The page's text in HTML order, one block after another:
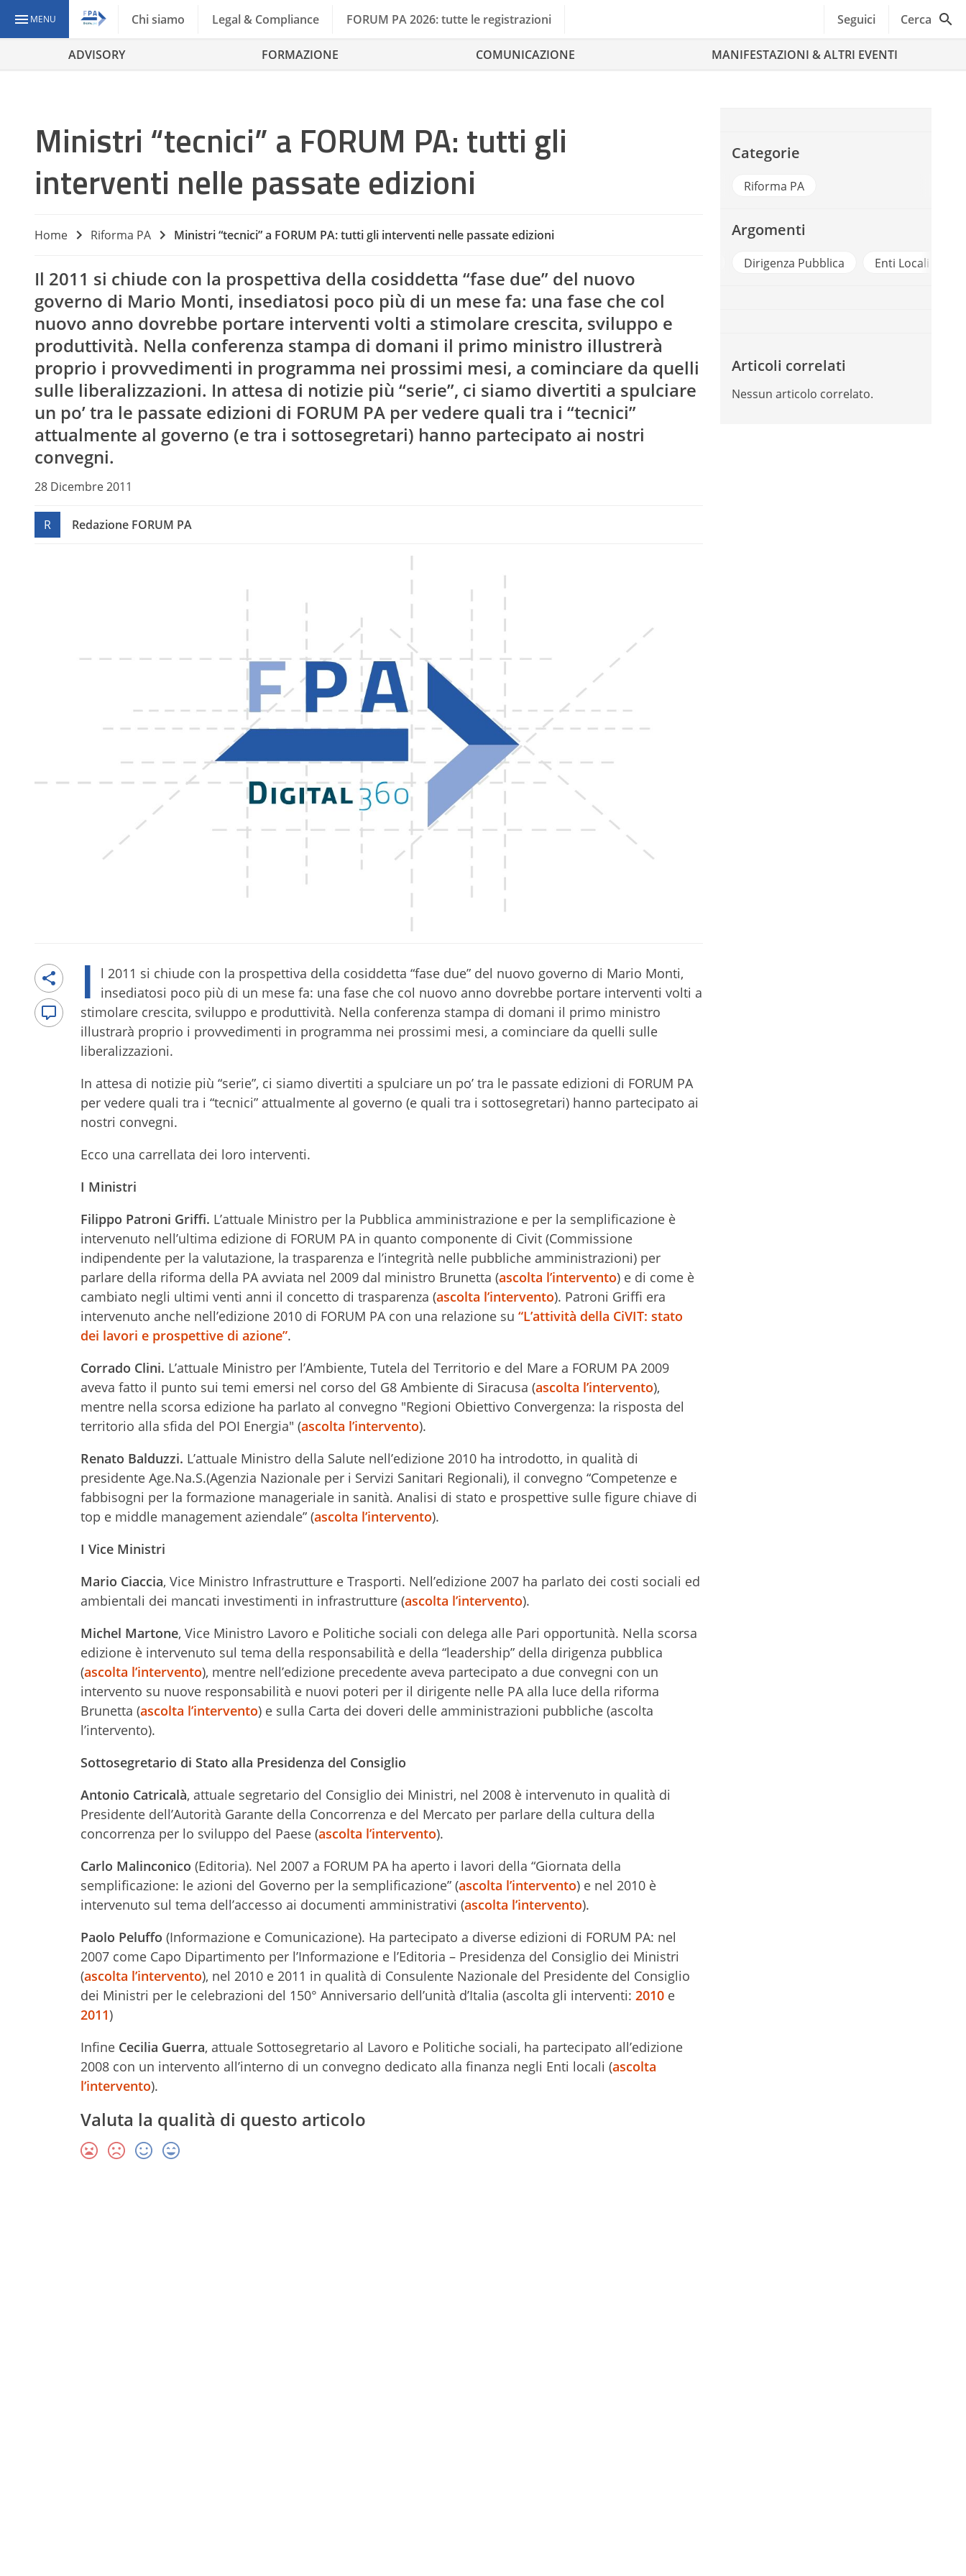
MENU Chi siamo Legal & Compliance FORUM PA 2026: tutte le registrazioni Seguici Cerca
ADVISORY FORMAZIONE COMUNICAZIONE MANIFESTAZIONI & ALTRI EVENTI
Ministri “tecnici” a FORUM PA: tutti gli
interventi nelle passate edizioni
Home Riforma PA Ministri “tecnici” a FORUM PA: tutti gli interventi nelle passate edizioni
Il 2011 si chiude con la prospettiva della cosiddetta “fase due” del nuovo
governo di Mario Monti, insediatosi poco più di un mese fa: una fase che col
nuovo anno dovrebbe portare interventi volti a stimolare crescita, sviluppo e
produttività. Nella conferenza stampa di domani il primo ministro illustrerà
proprio i provvedimenti in programma nei prossimi mesi, a cominciare da quelli
sulle liberalizzazioni. In attesa di notizie più “serie”, ci siamo divertiti a spulciare
un po’ tra le passate edizioni di FORUM PA per vedere quali tra i “tecnici”
attualmente al governo (e tra i sottosegretari) hanno partecipato ai nostri
convegni.
28 Dicembre 2011
R Redazione FORUM PA
I
l 2011 si chiude con la prospettiva della cosiddetta “fase due” del nuovo governo di Mario Monti,
insediatosi poco più di un mese fa: una fase che col nuovo anno dovrebbe portare interventi volti a
stimolare crescita, sviluppo e produttività. Nella conferenza stampa di domani il primo ministro
illustrarà proprio i provvedimenti in programma nei prossimi mesi, a cominciare da quelli sulle
liberalizzazioni.
In attesa di notizie più “serie”, ci siamo divertiti a spulciare un po’ tra le passate edizioni di FORUM PA
per vedere quali tra i “tecnici” attualmente al governo (e quali tra i sottosegretari) hanno partecipato ai
nostri convegni.
Ecco una carrellata dei loro interventi.
I Ministri
Filippo Patroni Griffi. L’attuale Ministro per la Pubblica amministrazione e per la semplificazione è
intervenuto nell’ultima edizione di FORUM PA in quanto componente di Civit (Commissione
indipendente per la valutazione, la trasparenza e l’integrità nelle pubbliche amministrazioni) per
parlare della riforma della PA avviata nel 2009 dal ministro Brunetta (ascolta l’intervento) e di come è
cambiato negli ultimi venti anni il concetto di trasparenza (ascolta l’intervento). Patroni Griffi era
intervenuto anche nell’edizione 2010 di FORUM PA con una relazione su “L’attività della CiVIT: stato
dei lavori e prospettive di azione”.
Corrado Clini. L’attuale Ministro per l’Ambiente, Tutela del Territorio e del Mare a FORUM PA 2009
aveva fatto il punto sui temi emersi nel corso del G8 Ambiente di Siracusa (ascolta l’intervento),
mentre nella scorsa edizione ha parlato al convegno "Regioni Obiettivo Convergenza: la risposta del
territorio alla sfida del POI Energia" (ascolta l’intervento).
Renato Balduzzi. L’attuale Ministro della Salute nell’edizione 2010 ha introdotto, in qualità di
presidente Age.Na.S.(Agenzia Nazionale per i Servizi Sanitari Regionali), il convegno “Competenze e
fabbisogni per la formazione manageriale in sanità. Analisi di stato e prospettive sulle figure chiave di
top e middle management aziendale” (ascolta l’intervento).
I Vice Ministri
Mario Ciaccia, Vice Ministro Infrastrutture e Trasporti. Nell’edizione 2007 ha parlato dei costi sociali ed
ambientali dei mancati investimenti in infrastrutture (ascolta l’intervento).
Michel Martone, Vice Ministro Lavoro e Politiche sociali con delega alle Pari opportunità. Nella scorsa
edizione è intervenuto sul tema della responsabilità e della “leadership” della dirigenza pubblica
(ascolta l’intervento), mentre nell’edizione precedente aveva partecipato a due convegni con un
intervento su nuove responsabilità e nuovi poteri per il dirigente nelle PA alla luce della riforma
Brunetta (ascolta l’intervento) e sulla Carta dei doveri delle amministrazioni pubbliche (ascolta
l’intervento).
Sottosegretario di Stato alla Presidenza del Consiglio
Antonio Catricalà, attuale segretario del Consiglio dei Ministri, nel 2008 è intervenuto in qualità di
Presidente dell’Autorità Garante della Concorrenza e del Mercato per parlare della cultura della
concorrenza per lo sviluppo del Paese (ascolta l’intervento).
Carlo Malinconico (Editoria). Nel 2007 a FORUM PA ha aperto i lavori della “Giornata della
semplificazione: le azioni del Governo per la semplificazione” (ascolta l’intervento) e nel 2010 è
intervenuto sul tema dell’accesso ai documenti amministrativi (ascolta l’intervento).
Paolo Peluffo (Informazione e Comunicazione). Ha partecipato a diverse edizioni di FORUM PA: nel
2007 come Capo Dipartimento per l’Informazione e l’Editoria – Presidenza del Consiglio dei Ministri
(ascolta l’intervento), nel 2010 e 2011 in qualità di Consulente Nazionale del Presidente del Consiglio
dei Ministri per le celebrazioni del 150° Anniversario dell’unità d’Italia (ascolta gli interventi: 2010 e
2011)
Infine Cecilia Guerra, attuale Sottosegretario al Lavoro e Politiche sociali, ha partecipato all’edizione
2008 con un intervento all’interno di un convegno dedicato alla finanza negli Enti locali (ascolta
l’intervento).
Valuta la qualità di questo articolo
Categorie
Riforma PA
Argomenti
Dirigenza Pubblica Enti Locali
Articoli correlati
Nessun articolo correlato.